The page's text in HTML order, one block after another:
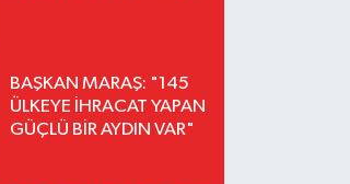
BAŞKAN MARAŞ: "145
ÜLKEYE İHRACAT YAPAN
GÜÇLÜ BİR AYDIN VAR"